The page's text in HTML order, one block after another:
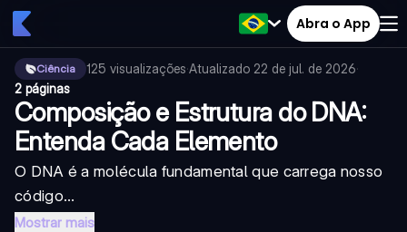
Abra o App
Ciência 125 visualizações·Atualizado 22 de jul. de 2026·
2 páginas
Composição e Estrutura do DNA:
Entenda Cada Elemento
O DNA é a molécula fundamental que carrega nosso
código...
Mostrar mais